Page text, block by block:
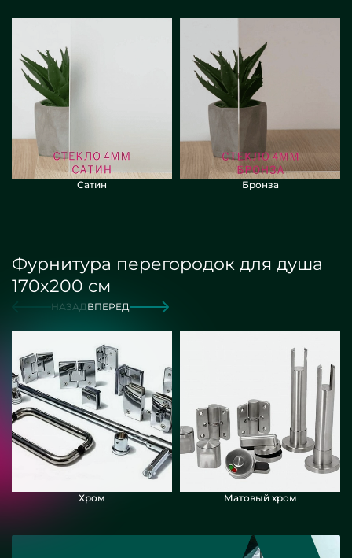
Сатин Бронза
Фурнитура перегородок для душа
170х200 см
НАЗАДВПЕРЕД
Хром Матовый хром